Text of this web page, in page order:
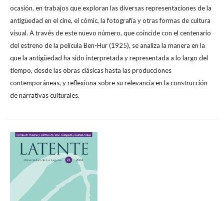
ocasión, en trabajos que exploran las diversas representaciones de la
antigüedad en el cine, el cómic, la fotografía y otras formas de cultura
visual. A través de este nuevo número, que coincide con el centenario
del estreno de la película Ben-Hur (1925), se analiza la manera en la
que la antigüedad ha sido interpretada y representada a lo largo del
tiempo, desde las obras clásicas hasta las producciones
contemporáneas, y reflexiona sobre su relevancia en la construcción
de narrativas culturales.